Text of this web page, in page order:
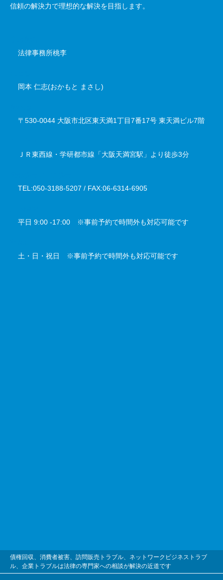
信頼の解決力で理想的な解決を目指します。
法律事務所桃李
岡本 仁志(おかもと まさし)
〒530-0044 大阪市北区東天満1丁目7番17号 東天満ビル7階
ＪＲ東西線・学研都市線「大阪天満宮駅」より徒歩3分
TEL:050-3188-5207 / FAX:06-6314-6905
平日 9:00 -17:00 ※事前予約で時間外も対応可能です
土・日・祝日 ※事前予約で時間外も対応可能です
債権回収、消費者被害、訪問販売トラブル、ネットワークビジネストラブ
ル、企業トラブルは法律の専門家への相談が解決の近道です